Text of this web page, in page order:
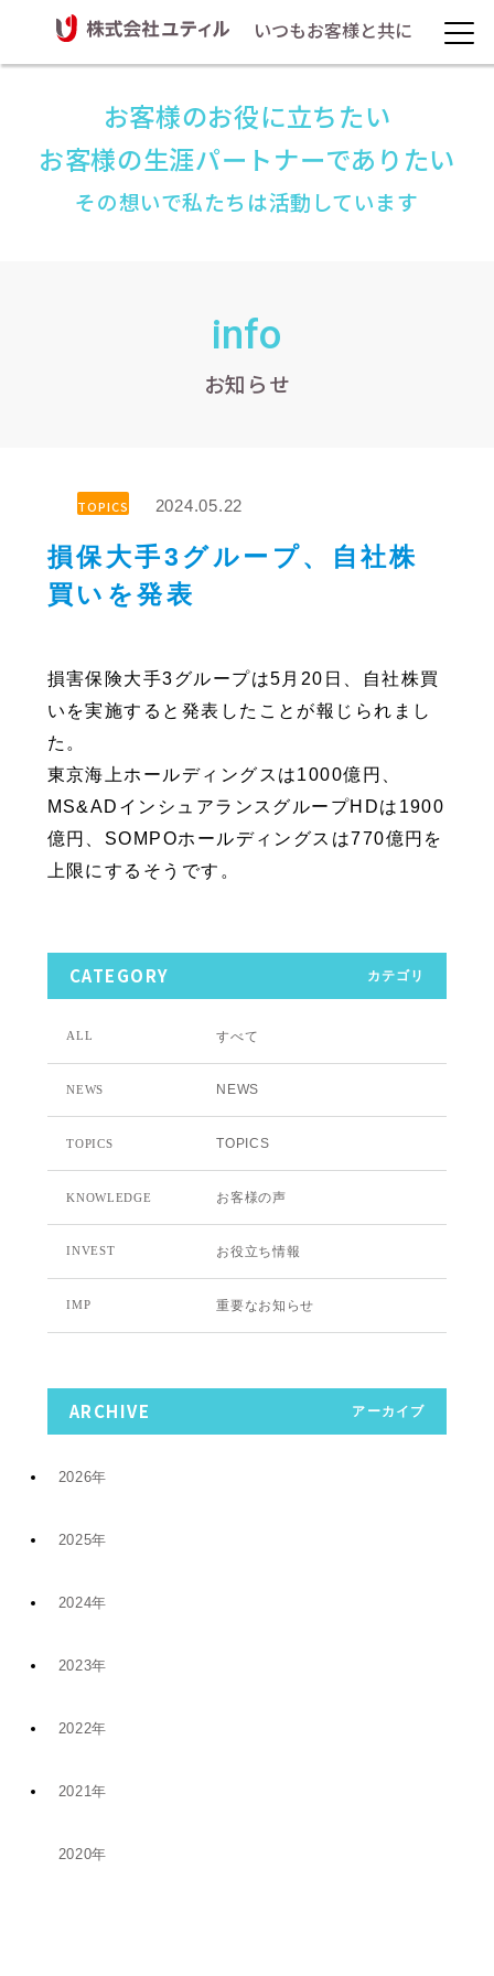
いつもお客様と共に
お客様のお役に立ちたい
お客様の生涯パートナーでありたい
その想いで私たちは活動しています
info
お知らせ
TOPICS 2024.05.22
損保大手3グループ、自社株
買いを発表
損害保険大手3グループは5月20日、自社株買
いを実施すると発表したことが報じられまし
た。
東京海上ホールディングスは1000億円、
MS&ADインシュアランスグループHDは1900
億円、SOMPOホールディングスは770億円を
上限にするそうです。
CATEGORY カテゴリ
ALL すべて
NEWS NEWS
TOPICS TOPICS
KNOWLEDGE お客様の声
INVEST お役立ち情報
IMP 重要なお知らせ
ARCHIVE アーカイブ
2026年
7月 (9)
4月 (2)
1月 (4)
2025年
12月 (6)
11月 (5)
8月 (1)
6月 (1)
2024年
11月 (8)
5月 (4)
1月 (1)
2023年
10月 (2)
8月 (5)
5月 (5)
2022年
12月 (9)
11月 (19)
2021年
12月 (1)
2020年